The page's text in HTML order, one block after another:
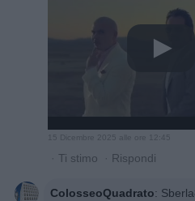
15 Dicembre 2025 alle ore 12:45
· Ti stimo · Rispondi
ColosseoQuadrato: